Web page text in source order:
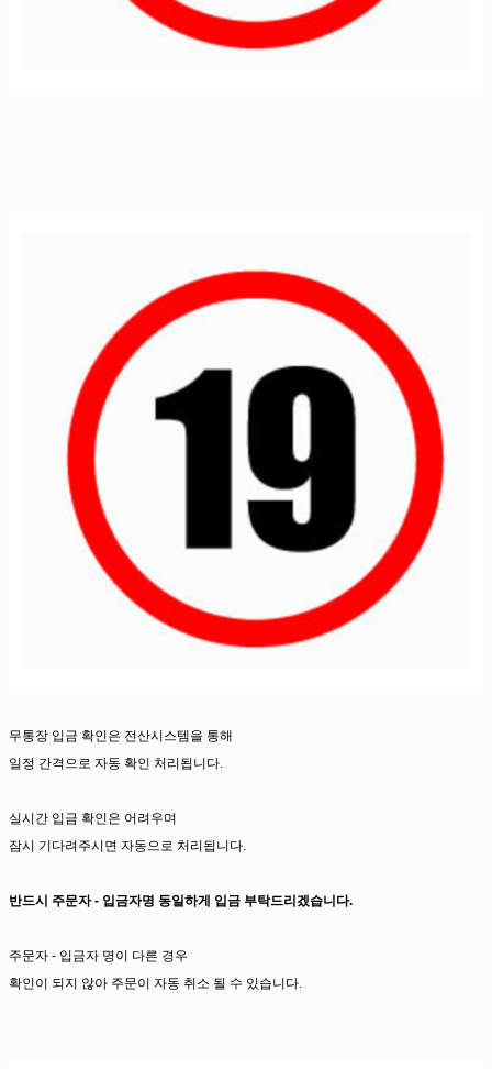
무통장 입금 확인은 전산시스템을 통해
일정 간격으로 자동 확인 처리됩니다.
실시간 입금 확인은 어려우며
잠시 기다려주시면 자동으로 처리됩니다.
반드시 주문자 - 입금자명 동일하게 입금 부탁드리겠습니다.
주문자 - 입금자 명이 다른 경우
확인이 되지 않아 주문이 자동 취소 될 수 있습니다.